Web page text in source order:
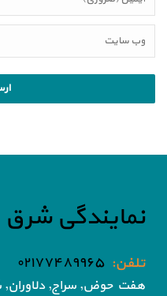
نمایندگی شرق
تلفن: ۰۲۱۷۷۴۸۹۹۶۵
هفت حوض, سراج,